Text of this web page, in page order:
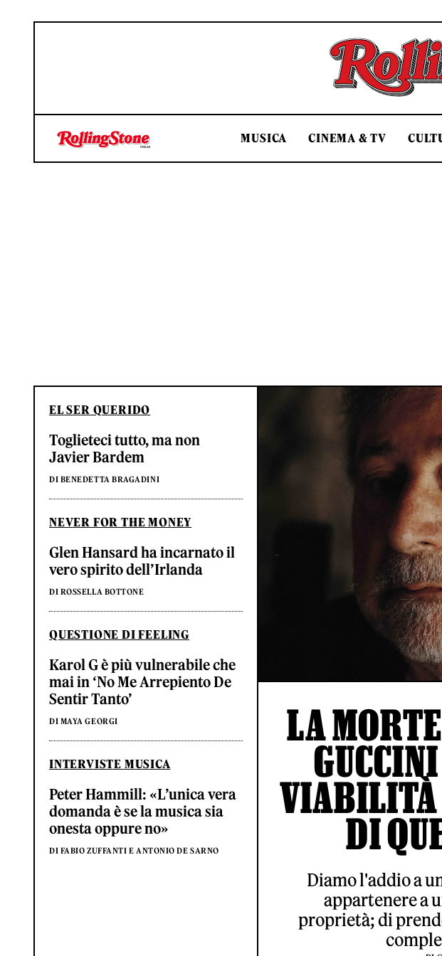
MUSICA CINEMA & TV
EL SER QUERIDO
Toglieteci tutto, ma non
Javier Bardem
DI BENEDETTA BRAGADINI
NEVER FOR THE MONEY
Glen Hansard ha incarnato il
vero spirito dell’Irlanda
DI ROSSELLA BOTTONE
QUESTIONE DI FEELING
Karol G è più vulnerabile che
mai in ‘No Me Arrepiento De
Sentir Tanto’
DI MAYA GEORGI
INTERVISTE MUSICA
Peter Hammill: «L’unica vera
domanda è se la musica sia
onesta oppure no»
DI FABIO ZUFFANTI E ANTONIO DE SARNO
LA
VIABILITÀ
DI
Diamo l'addio a
appartenere a
proprietà; di